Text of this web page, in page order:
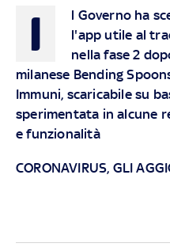
I
l Governo ha
l'app utile al
nella fase 2
milanese Bending
Immuni, scaricabile su
sperimentata in alcune
e funzionalità
CORONAVIRUS, GLI